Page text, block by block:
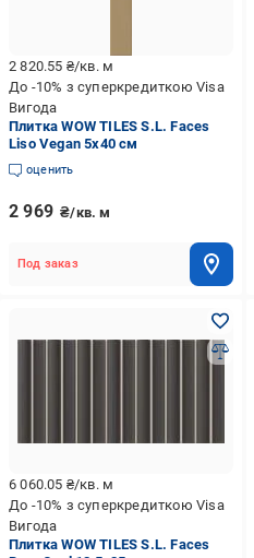
2 820.55 ₴/кв. м
До -10% з суперкредиткою Visa
Вигода
Плитка WOW TILES S.L. Faces
Liso Vegan 5x40 см
оценить
2 969 ₴/кв. м
Под заказ
6 060.05 ₴/кв. м
До -10% з суперкредиткою Visa
Вигода
Плитка WOW TILES S.L. Faces